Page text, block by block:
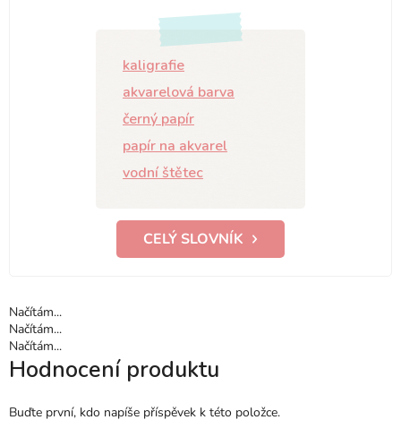
kaligrafie
akvarelová barva
černý papír
papír na akvarel
vodní štětec
CELÝ SLOVNÍK
Načítám...
Načítám...
Načítám...
Hodnocení produktu
Buďte první, kdo napíše příspěvek k této položce.